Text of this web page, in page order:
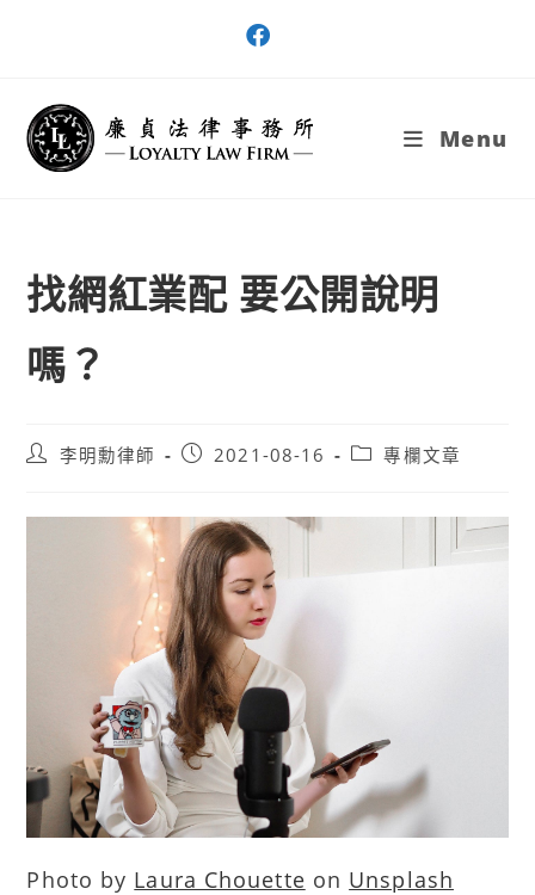
Menu
找網紅業配 要公開說明
嗎？
Post李明勳律師
Post2021-08-16
Post專欄文章
Photo by Laura Chouette on Unsplash